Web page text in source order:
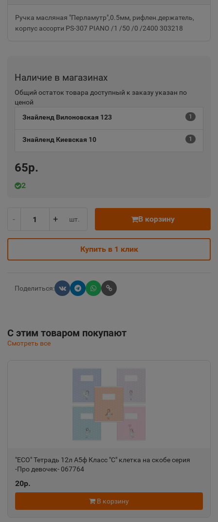
Ручка масляная "Перламутр",0.5мм, рифлен.держатель,
корпус ассорти PS-307 PIANO /1 /50 /0 /2400 303218
Наличие в магазинах
Общий остаток товара доступный к заказу указан по
ценой
Знайленд Вилоновская 123
1
Знайленд Киевская 10 1
65р.
2
- + шт. В корзину
Купить в 1 клик
Поделиться:
С этим товаром покупают
Смотреть все
"ECO" Тетрадь 12л А5ф Класс "С" клетка на скобе серия
-Про девочек- 067764
20р.
В корзину